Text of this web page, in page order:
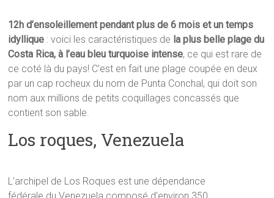
12h d’ensoleillement pendant plus de 6 mois et un temps
idyllique : voici les caractéristiques de la plus belle plage du
Costa Rica, à l’eau bleu turquoise intense, ce qui est rare de
ce coté là du pays! C’est en fait une plage coupée en deux
par un cap rocheux du nom de Punta Conchal, qui doit son
nom aux millions de petits coquillages concassés que
contient son sable.
Los roques, Venezuela
L’archipel de Los Roques est une dépendance
fédérale du Venezuela composé d’environ 350